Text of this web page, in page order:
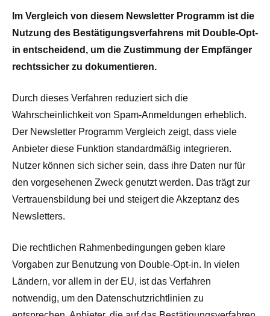
Im Vergleich von diesem Newsletter Programm ist die
Nutzung des Bestätigungsverfahrens mit Double-Opt-
in entscheidend, um die Zustimmung der Empfänger
rechtssicher zu dokumentieren.
Durch dieses Verfahren reduziert sich die
Wahrscheinlichkeit von Spam-Anmeldungen erheblich.
Der Newsletter Programm Vergleich zeigt, dass viele
Anbieter diese Funktion standardmäßig integrieren.
Nutzer können sich sicher sein, dass ihre Daten nur für
den vorgesehenen Zweck genutzt werden. Das trägt zur
Vertrauensbildung bei und steigert die Akzeptanz des
Newsletters.
Die rechtlichen Rahmenbedingungen geben klare
Vorgaben zur Benutzung von Double-Opt-in. In vielen
Ländern, vor allem in der EU, ist das Verfahren
notwendig, um den Datenschutzrichtlinien zu